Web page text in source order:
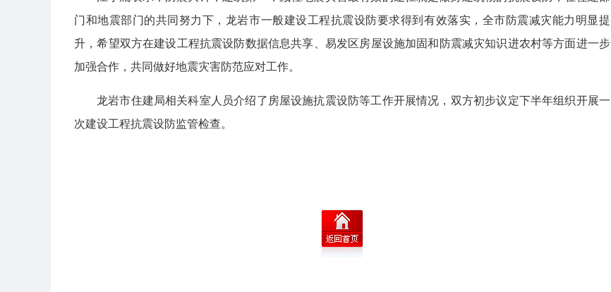
门和地震部门的共同努力下，龙岩市一般建设工程抗震设防要求得到有效落实，全市防震减灾能力明显提
升，希望双方在建设工程抗震设防数据信息共享、易发区房屋设施加固和防震减灾知识进农村等方面进一步
加强合作，共同做好地震灾害防范应对工作。
龙岩市住建局相关科室人员介绍了房屋设施抗震设防等工作开展情况，双方初步议定下半年组织开展一
次建设工程抗震设防监管检查。